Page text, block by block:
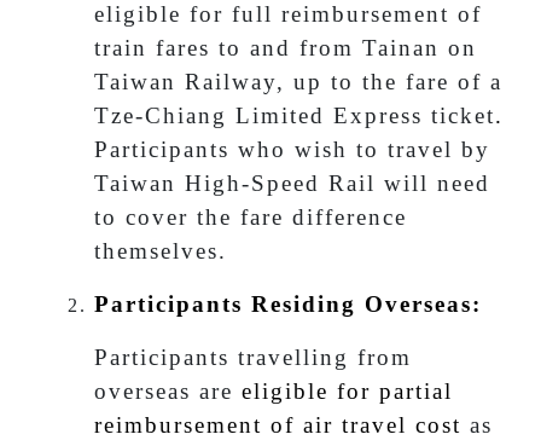
eligible for full reimbursement of
train fares to and from Tainan on
Taiwan Railway, up to the fare of a
Tze-Chiang Limited Express ticket.
Participants who wish to travel by
Taiwan High-Speed Rail will need
to cover the fare difference
themselves.
Participants Residing Overseas:
Participants travelling from
overseas are eligible for partial
reimbursement of air travel cost as